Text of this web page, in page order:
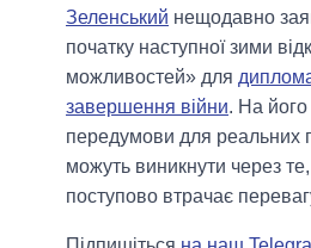
Зеленський нещодавно
початку наступної зими
можливостей» для
завершення війни. На його
передумови для реальних
можуть виникнути через
поступово втрачає